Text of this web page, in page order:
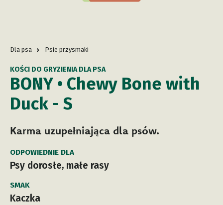
Dla psa Psie przysmaki
BONY • Chewy Bone with
Duck - S
KOŚCI DO GRYZIENIA DLA PSA
Karma uzupełniająca dla psów.
ODPOWIEDNIE DLA
Psy dorosłe, małe rasy
SMAK
Kaczka